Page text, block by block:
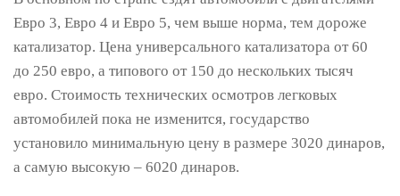
Евро 3, Евро 4 и Евро 5, чем выше норма, тем дороже
катализатор. Цена универсального катализатора от 60
до 250 евро, а типового от 150 до нескольких тысяч
евро. Стоимость технических осмотров легковых
автомобилей пока не изменится, государство
установило минимальную цену в размере 3020 динаров,
а самую высокую – 6020 динаров.